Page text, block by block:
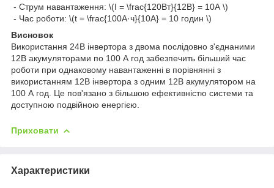
- Струм навантаження: \(I = \frac{120Вт}{12В} = 10А \)
- Час роботи: \(t = \frac{100А·ч}{10А} = 10 годин \)
Висновок
Використання 24В інвертора з двома послідовно з'єднаними
12В акумуляторами по 100 А год забезпечить більший час
роботи при однаковому навантаженні в порівнянні з
використанням 12В інвертора з одним 12В акумулятором на
100 А год. Це пов'язано з більшою ефективністю системи та
доступною подвійною енергією.
Приховати
Характеристики